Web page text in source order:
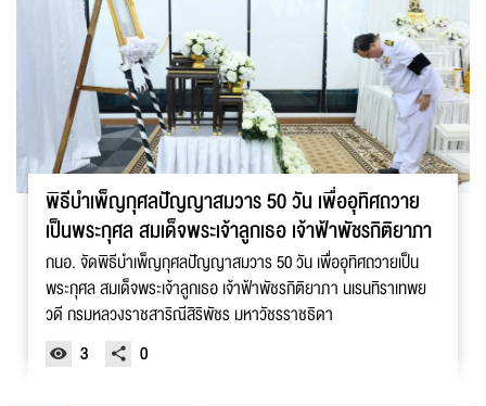
พิธีบำเพ็ญกุศลปัญญาสมวาร 50 วัน เพื่ออุทิศถวาย
เป็นพระกุศล สมเด็จพระเจ้าลูกเธอ เจ้าฟ้าพัชรกิติยาภา
กนอ. จัดพิธีบำเพ็ญกุศลปัญญาสมวาร 50 วัน เพื่ออุทิศถวายเป็น
พระกุศล สมเด็จพระเจ้าลูกเธอ เจ้าฟ้าพัชรกิติยาภา นเรนทิราเทพย
วดี กรมหลวงราชสาริณีสิริพัชร มหาวัชรราชธิดา
3
0